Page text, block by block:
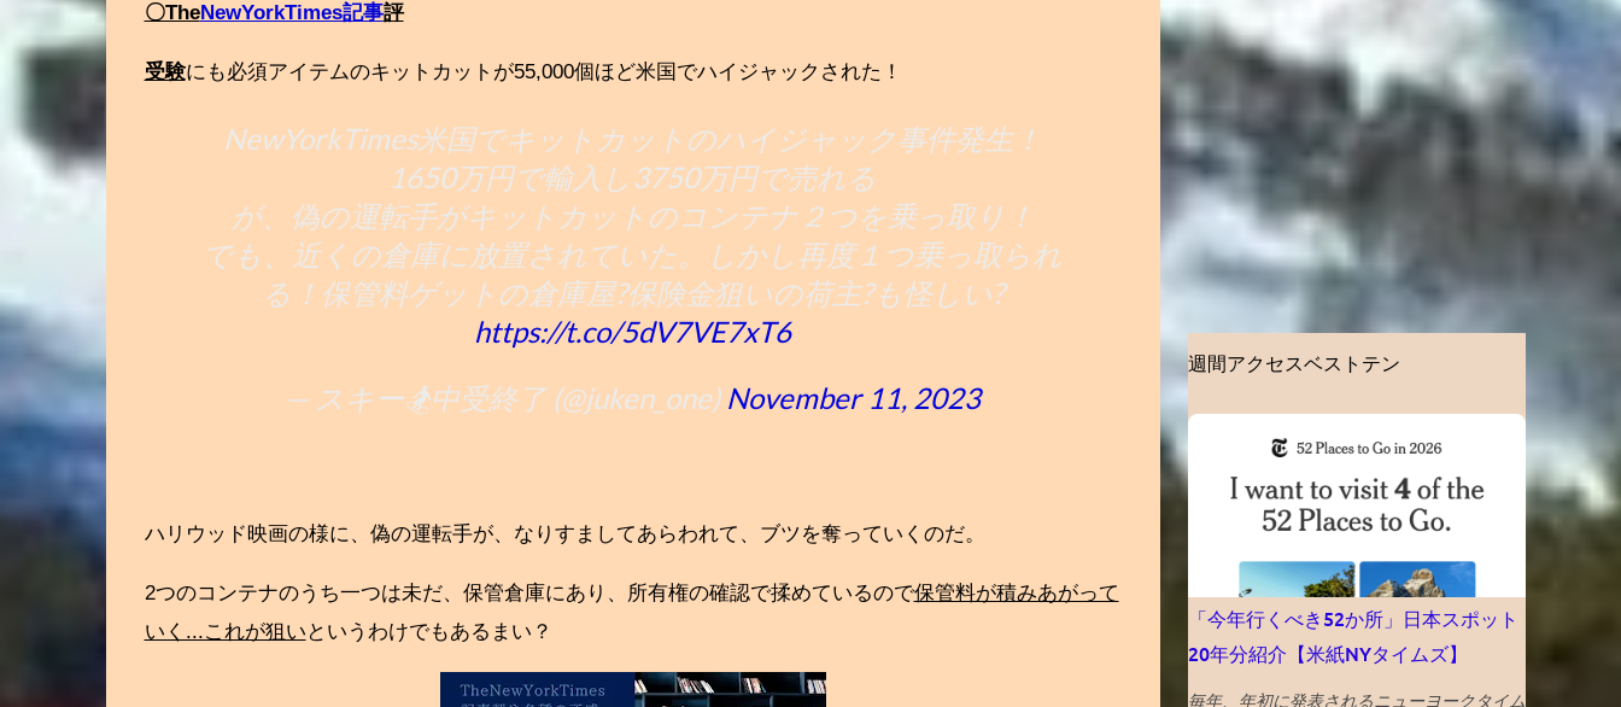
〇TheNewYorkTimes記事評
受験にも必須アイテムのキットカットが55,000個ほど米国でハイジャックされた！
NewYorkTimes米国でキットカットのハイジャック事件発生！
1650万円で輸入し3750万円で売れる
が、偽の運転手がキットカットのコンテナ２つを乗っ取り！
でも、近くの倉庫に放置されていた。しかし再度１つ乗っ取られ
る！保管料ゲットの倉庫屋?保険金狙いの荷主?も怪しい?
https://t.co/5dV7VE7xT6
— スキー🏂中受終了 (@juken_one) November 11, 2023
ハリウッド映画の様に、偽の運転手が、なりすましてあらわれて、ブツを奪っていくのだ。
2つのコンテナのうち一つは未だ、保管倉庫にあり、所有権の確認で揉めているので保管料が積みあがって
いく...これが狙い というわけでもあるまい？
週間アクセスベストテン
「今年行くべき52か所」日本スポット
20年分紹介【米紙NYタイムズ】
毎年、年初に発表されるニューヨークタイム